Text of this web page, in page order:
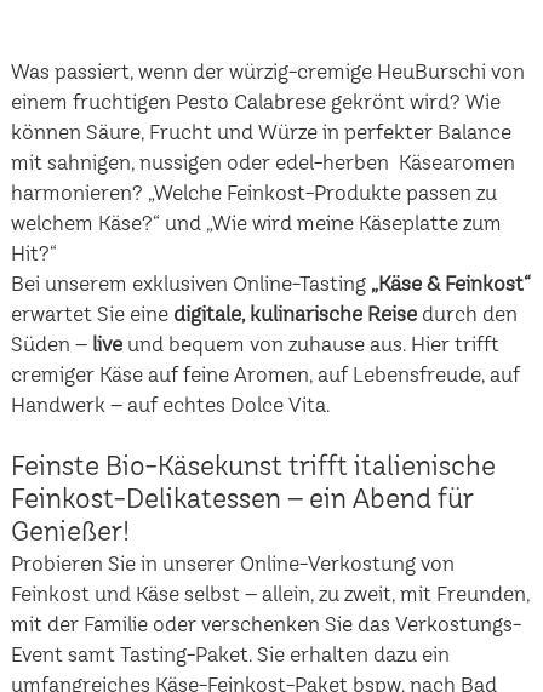
Was passiert, wenn der würzig-cremige HeuBurschi von
einem fruchtigen Pesto Calabrese gekrönt wird? Wie
können Säure, Frucht und Würze in perfekter Balance
mit sahnigen, nussigen oder edel-herben Käsearomen
harmonieren? „Welche Feinkost-Produkte passen zu
welchem Käse?“ und „Wie wird meine Käseplatte zum
Hit?“
Bei unserem exklusiven Online-Tasting „Käse & Feinkost“
erwartet Sie eine digitale, kulinarische Reisedurch den
Süden – live und bequem von zuhause aus. Hier trifft
cremiger Käse auf feine Aromen, auf Lebensfreude, auf
Handwerk – auf echtes Dolce Vita.
Feinste Bio-Käsekunst trifft italienische
Feinkost-Delikatessen – ein Abend für
Genießer!
Probieren Sie in unserer Online-Verkostung von
Feinkost und Käse selbst – allein, zu zweit, mit Freunden,
mit der Familie oder verschenken Sie das Verkostungs-
Event samt Tasting-Paket. Sie erhalten dazu ein
umfangreiches Käse-Feinkost-Paket bspw. nach Bad